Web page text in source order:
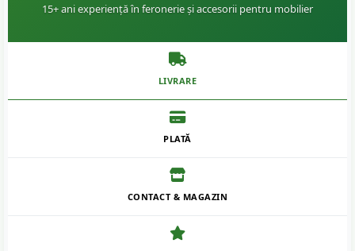
15+ ani experiență în feronerie și accesorii pentru mobilier
LIVRARE
PLATĂ
CONTACT & MAGAZIN